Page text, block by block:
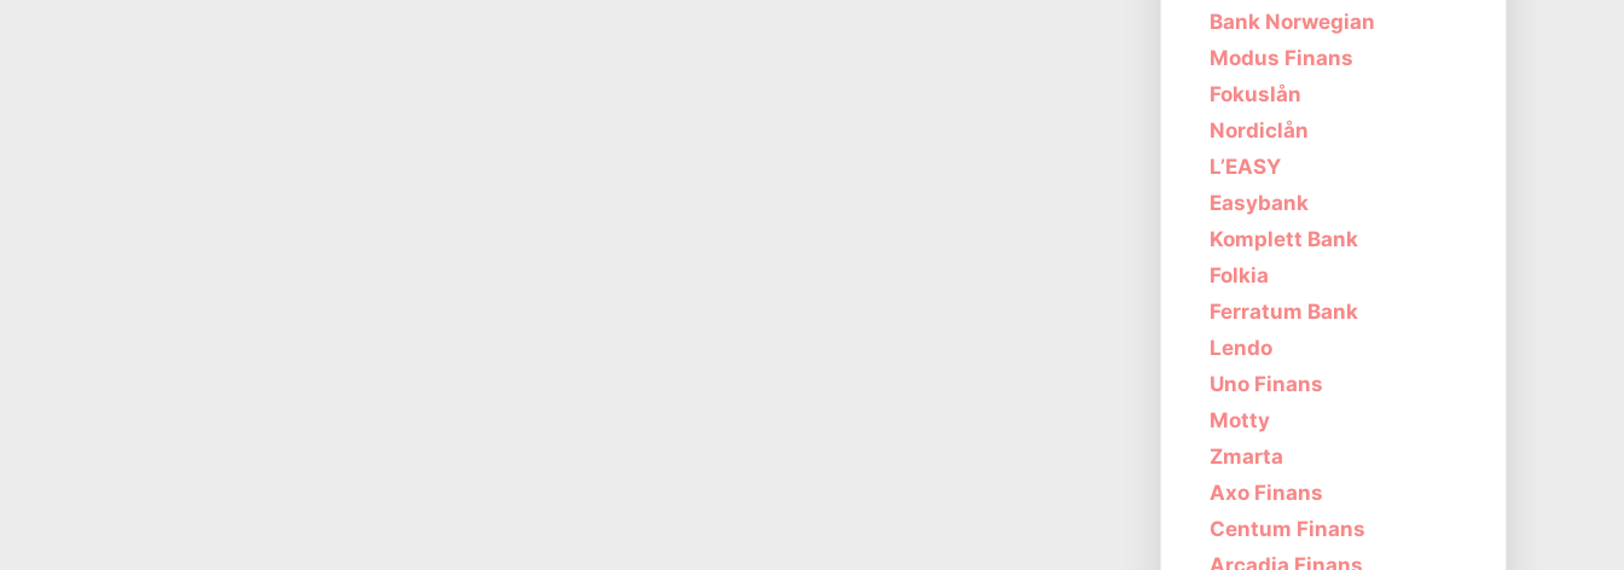
Bank Norwegian
Modus Finans
Fokuslån
Nordiclån
L’EASY
Easybank
Komplett Bank
Folkia
Ferratum Bank
Lendo
Uno Finans
Motty
Zmarta
Axo Finans
Centum Finans